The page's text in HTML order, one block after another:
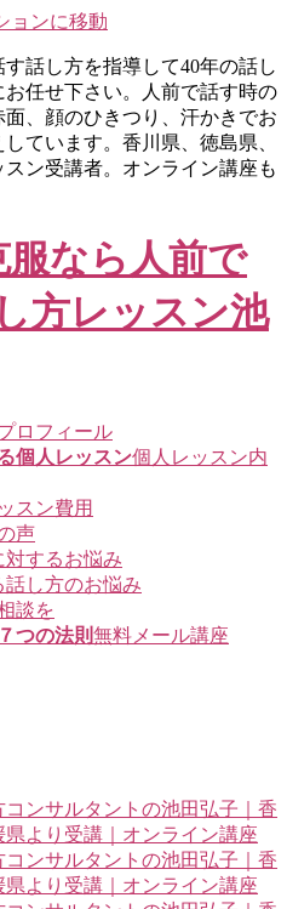
ョンに移動
話し方を指導して40年の話し
任せ下さい。人前で話す時の
、顔のひきつり、汗かきでお
ています。香川県、徳島県、
ン受講者。オンライン講座も
ロフィール
個人レッスン個人レッスン内
スン費用
声
対するお悩み
話し方のお悩み
談を
つの法則無料メール講座